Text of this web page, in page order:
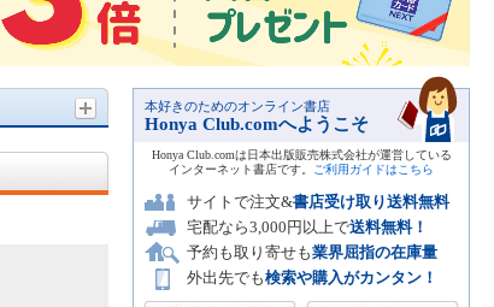
本好きのためのオンライン書店
Honya Club.comへようこそ
Honya Club.comは日本出版販売株式会社が運営している
インターネット書店です。
ご利用ガイドはこちら
サイトで注文&書店受け取り送料無料
宅配なら3,000円以上で送料無料！
予約も取り寄せも業界屈指の在庫量
外出先でも検索や購入がカンタン！